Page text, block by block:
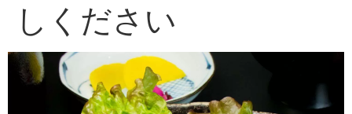
しください